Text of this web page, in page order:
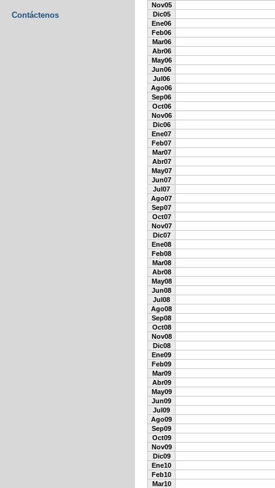
Contáctenos
Nov05
Dic05
Ene06
Feb06
Mar06
Abr06
May06
Jun06
Jul06
Ago06
Sep06
Oct06
Nov06
Dic06
Ene07
Feb07
Mar07
Abr07
May07
Jun07
Jul07
Ago07
Sep07
Oct07
Nov07
Dic07
Ene08
Feb08
Mar08
Abr08
May08
Jun08
Jul08
Ago08
Sep08
Oct08
Nov08
Dic08
Ene09
Feb09
Mar09
Abr09
May09
Jun09
Jul09
Ago09
Sep09
Oct09
Nov09
Dic09
Ene10
Feb10
Mar10